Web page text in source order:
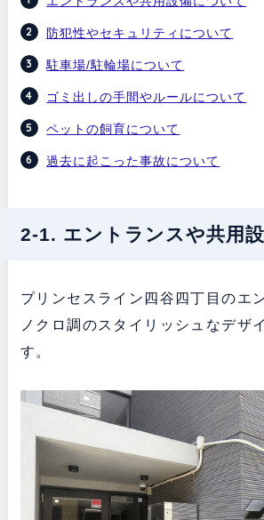
防犯性やセキュリティについて
駐車場/駐輪場について
ゴミ出しの手間やルールについて
ペットの飼育について
過去に起こった事故について
2-1. エントランスや共用
プリンセスライン四谷四丁目のエ
ノクロ調のスタイリッシュなデザ
す。